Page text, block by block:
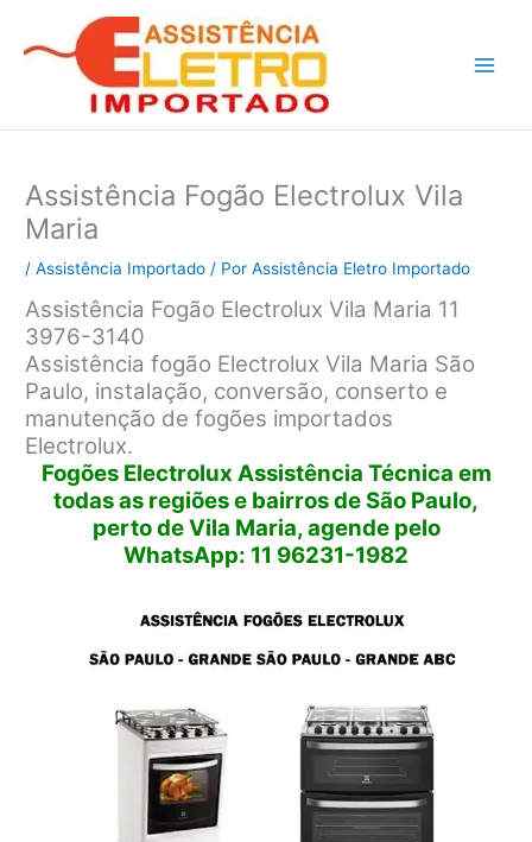
Assistência Fogão Electrolux Vila
Maria
/Assistência Importado / PorAssistência Eletro Importado
Assistência Fogão Electrolux Vila Maria 11
3976-3140
Assistência fogão Electrolux Vila Maria São
Paulo, instalação, conversão, conserto e
manutenção de fogões importados
Electrolux.
Fogões Electrolux Assistência Técnica em
todas as regiões e bairros de São Paulo,
perto de Vila Maria, agende pelo
WhatsApp: 11 96231-1982